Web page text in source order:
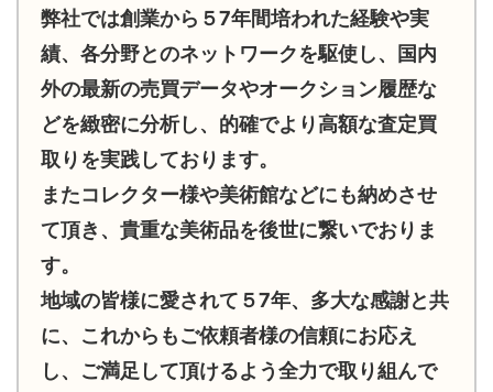
弊社では創業から５7年間培われた経験や実
績、各分野とのネットワークを駆使し、国内
外の最新の売買データやオークション履歴な
どを緻密に分析し、的確でより高額な査定買
取りを実践しております。
またコレクター様や美術館などにも納めさせ
て頂き、貴重な美術品を後世に繋いでおりま
す。
地域の皆様に愛されて５7年、多大な感謝と共
に、これからもご依頼者様の信頼にお応え
し、ご満足して頂けるよう全力で取り組んで